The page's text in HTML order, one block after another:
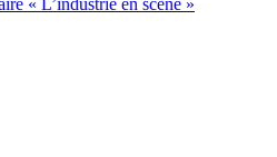
« L’industrie en scène »